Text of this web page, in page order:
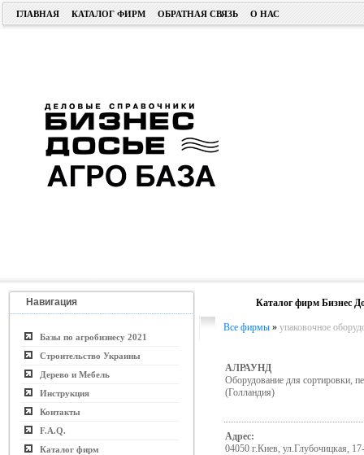
ГЛАВНАЯ КАТАЛОГ ФИРМ ОБРАТНАЯ СВЯЗЬ О НАС
Навигация
Базы по агробизнесу 2021
Строительство Украины
Дерево и Мебель
Инструкция
Контакты
F.A.Q.
Каталог фирм
Каталог фирм Бизнес
Все фирмы » упаковочное
АЛРАУНД
Оборудование для сортировки,
(Голландия)
Адрес:
04050 г.Киев, ул.Глубочицкая,